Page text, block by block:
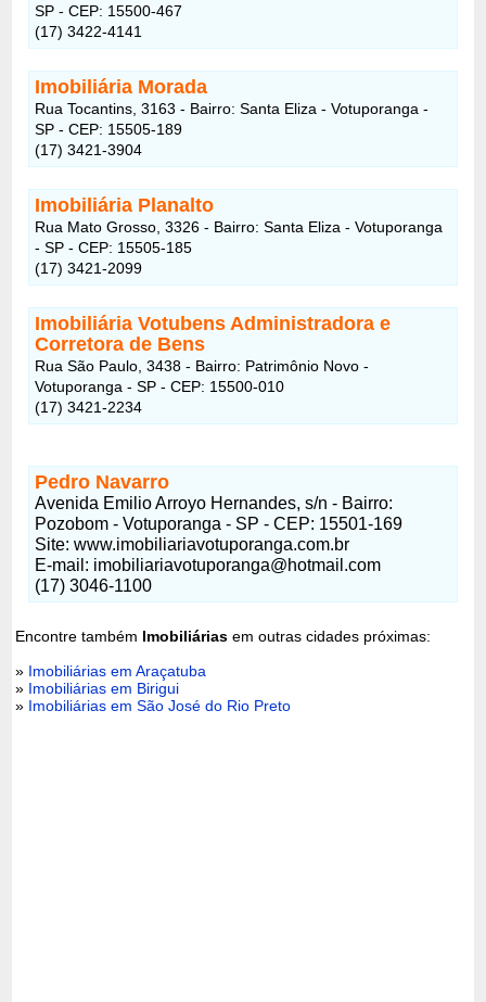
SP - CEP: 15500-467
(17) 3422-4141
Imobiliária Morada
Rua Tocantins, 3163 - Bairro: Santa Eliza - Votuporanga -
SP - CEP: 15505-189
(17) 3421-3904
Imobiliária Planalto
Rua Mato Grosso, 3326 - Bairro: Santa Eliza - Votuporanga
- SP - CEP: 15505-185
(17) 3421-2099
Imobiliária Votubens Administradora e
Corretora de Bens
Rua São Paulo, 3438 - Bairro: Patrimônio Novo -
Votuporanga - SP - CEP: 15500-010
(17) 3421-2234
Pedro Navarro
Avenida Emilio Arroyo Hernandes, s/n - Bairro:
Pozobom - Votuporanga - SP - CEP: 15501-169
Site: www.imobiliariavotuporanga.com.br
E-mail: imobiliariavotuporanga@hotmail.com
(17) 3046-1100
Encontre também Imobiliárias em outras cidades próximas:
» Imobiliárias em Araçatuba
» Imobiliárias em Birigui
» Imobiliárias em São José do Rio Preto